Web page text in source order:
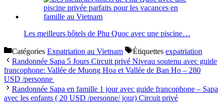
Les meilleurs hôtels de Phu Quoc avec une piscine…
Catégories Expatriation au Vietnam Étiquettes expatriation
Randonnée Sapa 5 Jours Circuit privé Niveau soutenu avec guide
francophone: Vallée de Muong Hoa et Vallée de Ban Ho – 280
USD /personne
Randonnée Sapa en famille 1 jour avec guide francophone – Sapa
avec les enfants ( 20 USD /personne/ jour) Circuit privé